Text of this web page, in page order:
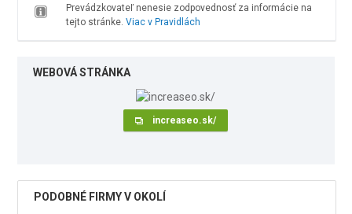
Prevádzkovateľ nenesie zodpovednosť za informácie na
tejto stránke. Viac v Pravidlách
WEBOVÁ STRÁNKA
increaseo.sk/
PODOBNÉ FIRMY V OKOLÍ